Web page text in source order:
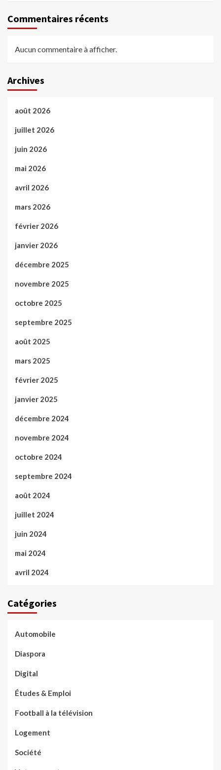
Commentaires récents
Aucun commentaire à afficher.
Archives
août 2026
juillet 2026
juin 2026
mai 2026
avril 2026
mars 2026
février 2026
janvier 2026
décembre 2025
novembre 2025
octobre 2025
septembre 2025
août 2025
mars 2025
février 2025
janvier 2025
décembre 2024
novembre 2024
octobre 2024
septembre 2024
août 2024
juillet 2024
juin 2024
mai 2024
avril 2024
Catégories
Automobile
Diaspora
Digital
Études & Emploi
Football à la télévision
Logement
Société